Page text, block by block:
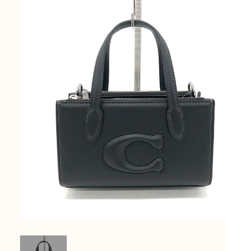
無 料
電話で今すぐ無料査定
総合受付
（年中無休）/通話料無料
メールで